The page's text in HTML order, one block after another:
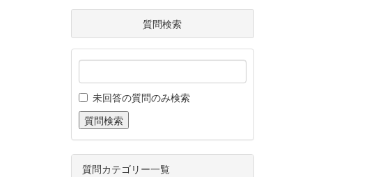
質問検索
未回答の質問のみ検索
質問カテゴリー一覧